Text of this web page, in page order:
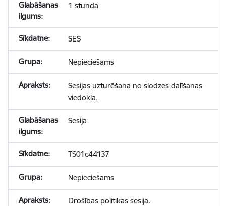
1 stunda
SES
Nepieciešams
Sesijas uzturēšana no slodzes dalīšanas
viedokļa.
Sesija
TS01c44137
Nepieciešams
Drošības politikas sesija.